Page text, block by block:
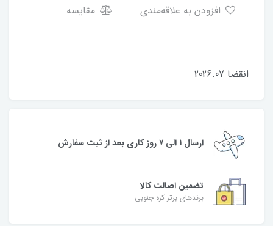
مقایسه
انقضا 2026.07
ارسال ۱ الی ۷ روز کاری بعد از ثبت سفارش
تضمین اصالت کالا
برندهای برتر کره جنوبی